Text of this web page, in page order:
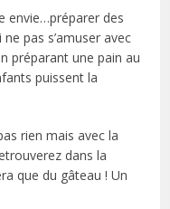
envie…préparer des
pas s’amuser avec
préparant une pain au
puissent la
rien mais avec la
dans la
que du gâteau ! Un